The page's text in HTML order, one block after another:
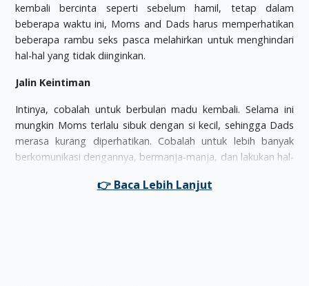
kembali bercinta seperti sebelum hamil, tetap dalam
beberapa waktu ini, Moms and Dads harus memperhatikan
beberapa rambu seks pasca melahirkan untuk menghindari
hal-hal yang tidak diinginkan.
Jalin Keintiman
Intinya, cobalah untuk berbulan madu kembali. Selama ini
mungkin Moms terlalu sibuk dengan si kecil, sehingga Dads
merasa kurang diperhatikan. Cobalah untuk lebih banyak
berkomunikasi dengannya, bermanja-manja, dan lakukan hal-
menjadi pengantin baru.